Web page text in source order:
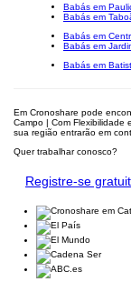
Babás em
Babás em
Babás em
Babás em
Babás em
Em Cronoshare pode
Campo | Com Flexibilidade
sua região entrarão em
Quer trabalhar conosco?
Registre-se